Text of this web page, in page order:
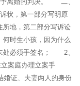
状，第一部分写明原
地，第二部分写诉讼
时生小孩，因为什么
处必须手签名； 2、
案庭办理立案手
证、夫妻两人的身份